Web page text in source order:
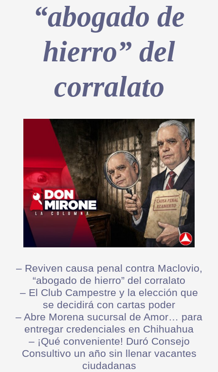
“abogado de
hierro” del
corralato
– Reviven causa penal contra Maclovio,
“abogado de hierro” del corralato
– El Club Campestre y la elección que
se decidirá con cartas poder
– Abre Morena sucursal de Amor… para
entregar credenciales en Chihuahua
– ¡Qué conveniente! Duró Consejo
Consultivo un año sin llenar vacantes
ciudadanas